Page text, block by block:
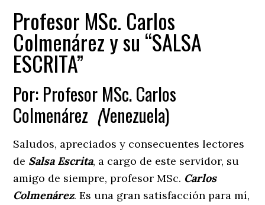
Profesor MSc. Carlos
Colmenárez y su “SALSA
ESCRITA”
Por: Profesor MSc. Carlos
Colmenárez (Venezuela)
Saludos, apreciados y consecuentes lectores
de Salsa Escrita, a cargo de este servidor, su
amigo de siempre, profesor MSc. Carlos
Colmenárez. Es una gran satisfacción para mí,